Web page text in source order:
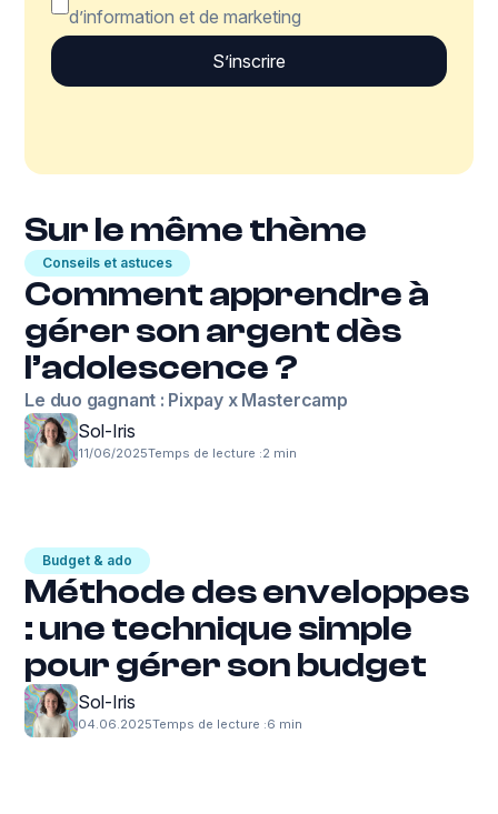
d’information et de marketing
Sur le même thème
Conseils et astuces
Comment apprendre à
gérer son argent dès
l’adolescence ?
Le duo gagnant : Pixpay x Mastercamp
Sol-Iris
11/06/2025Temps de lecture :2 min
Budget & ado
Méthode des enveloppes
: une technique simple
pour gérer son budget
Sol-Iris
04.06.2025Temps de lecture :6 min